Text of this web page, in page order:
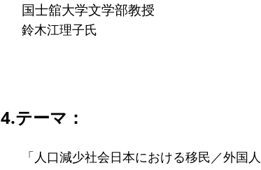
国士舘大学文学部教授
鈴木江理子氏
4.テーマ：
「人口減少社会日本における移民／外国